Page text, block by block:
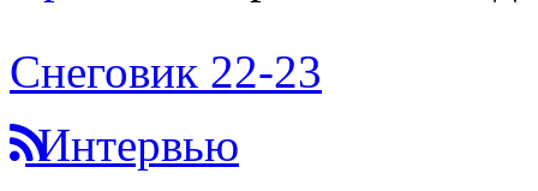
Снеговик 22-23
Интервью